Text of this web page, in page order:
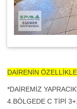
DAİRENİN
*DAİREMİZ
4.BÖLGEDE C TİPİ